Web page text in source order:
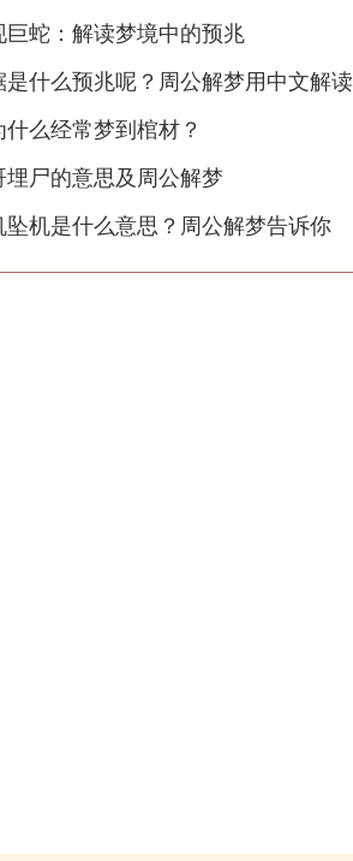
巨蛇：解读梦境中的预兆
什么预兆呢？周公解梦用中文解读
么经常梦到棺材？
尸的意思及周公解梦
坠机是什么意思？周公解梦告诉你